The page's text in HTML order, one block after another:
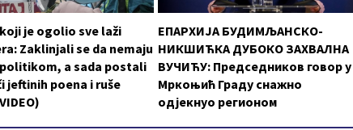
je ogolio sve laži
Zaklinjali se da nemaju
a sada postali
jeftinih poena i ruše
ЕПАРХИЈА БУДИМЉАНСКО-
НИКШИЋКА ДУБОКО ЗАХВАЛНА
ВУЧИЋУ: Председников говор у
Мркоњић Граду снажно
одјекнуо регионом